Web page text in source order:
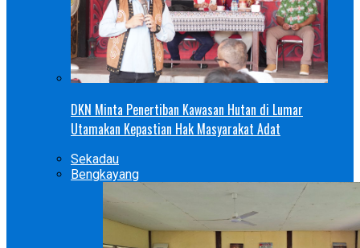
DKN Minta Penertiban Kawasan Hutan di Lumar
Utamakan Kepastian Hak Masyarakat Adat
Sekadau
Bengkayang